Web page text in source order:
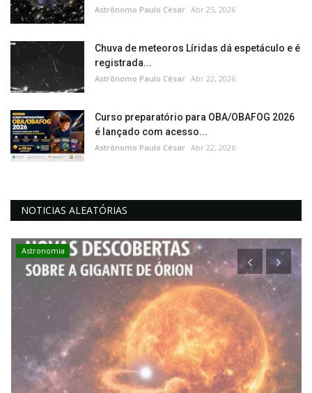
Astrônomo Paulo César Abr 25, 2026
Chuva de meteoros Líridas dá espetáculo e é
registrada...
Astrônomo Paulo César Abr 22, 2026
Curso preparatório para OBA/OBAFOG 2026
é lançado com acesso...
Astrônomo Paulo César Abr 22, 2026
NOTICIAS ALEATÓRIAS
Astronomia